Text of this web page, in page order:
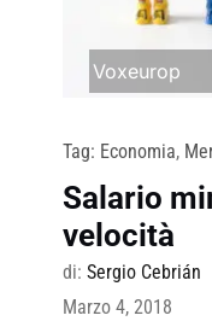
Voxeurop
Tag: Economia,
Salario
velocità
di: Sergio Cebrián
Marzo 4, 2018